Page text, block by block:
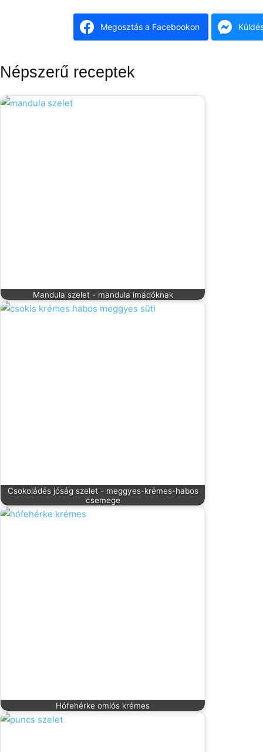
Megosztás a Facebookon
Népszerű receptek
Mandula szelet - mandula imádóknak
Csokoládés jóság szelet - meggyes-krémes-habos
csemege
Hófehérke omlós krémes